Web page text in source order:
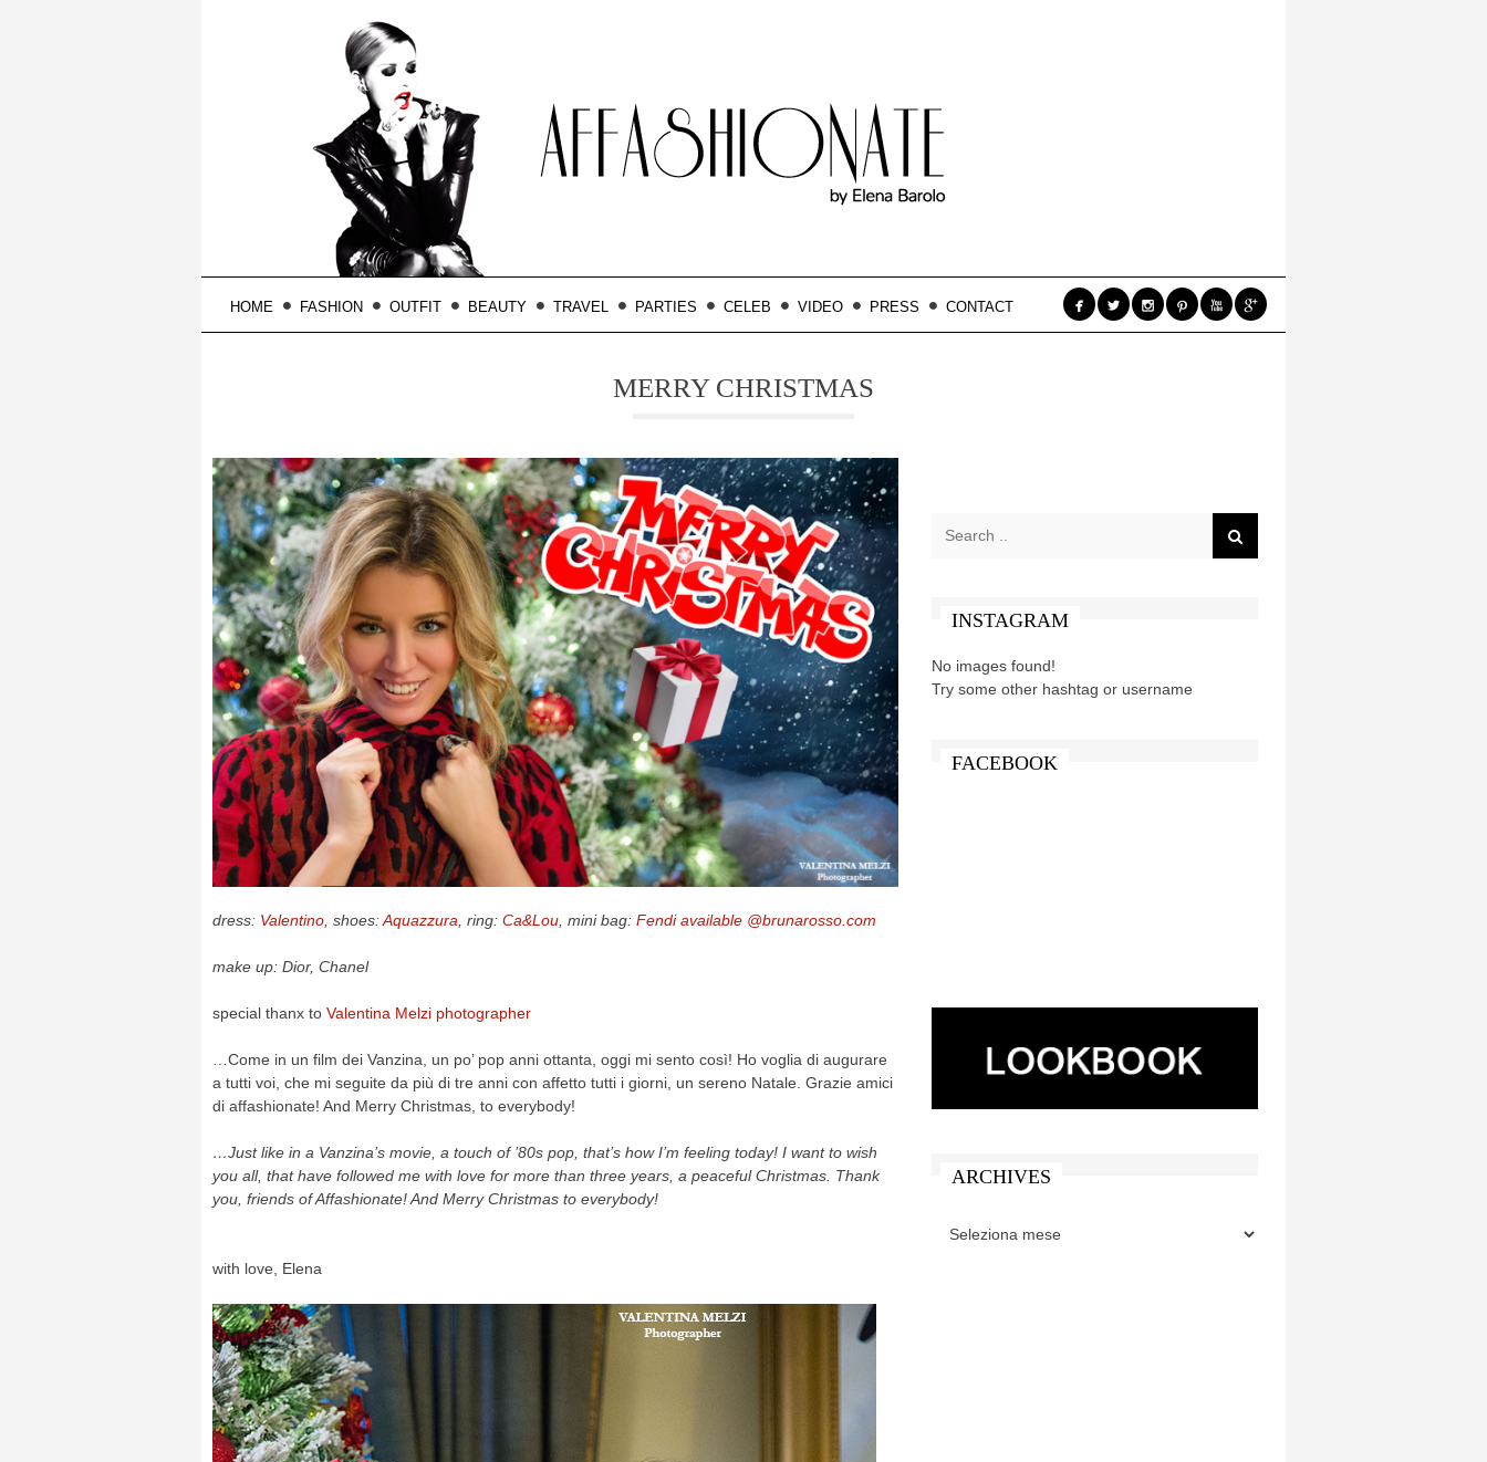
HOME FASHION OUTFIT BEAUTY TRAVEL PARTIES CELEB VIDEO PRESS CONTACT      
MERRY CHRISTMAS
dress: Valentino , shoes:Aquazzura , ring: Ca&Lou , mini bag: Fendi available @brunarosso.com
make up: Dior, Chanel
special thanx to Valentina Melzi photographer
…Come in un film dei Vanzina, un po’ pop anni ottanta, oggi mi sento così! Ho voglia di augurare
a tutti voi, che mi seguite da più di tre anni con affetto tutti i giorni, un sereno Natale. Grazie amici
di affashionate! And Merry Christmas, to everybody!
…Just like in a Vanzina’s movie, a touch of ’80s pop, that’s how I’m feeling today! I want to wish
you all, that have followed me with love for more than three years, a peaceful Christmas. Thank
you, friends of Affashionate! And Merry Christmas to everybody!
with love, Elena
INSTAGRAM
No images found!
Try some other hashtag or username
FACEBOOK
ARCHIVES